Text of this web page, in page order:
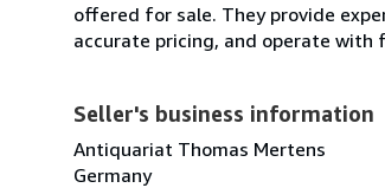
offered for sale. They provide
accurate pricing, and operate with
Seller's business information
Antiquariat Thomas Mertens
Germany